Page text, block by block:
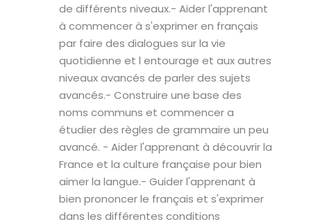
de différents niveaux.- Aider l'apprenant
à commencer à s'exprimer en français
par faire des dialogues sur la vie
quotidienne et l entourage et aux autres
niveaux avancés de parler des sujets
avancés.- Construire une base des
noms communs et commencer a
étudier des règles de grammaire un peu
avancé. - Aider l'apprenant à découvrir la
France et la culture française pour bien
aimer la langue.- Guider l'apprenant à
bien prononcer le français et s'exprimer
dans les différentes conditions